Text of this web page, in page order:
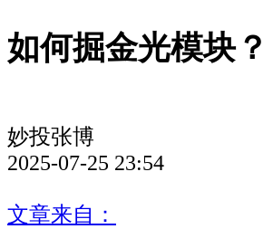
如何掘金光模块？
妙投张博
2025-07-25 23:54
文章来自：